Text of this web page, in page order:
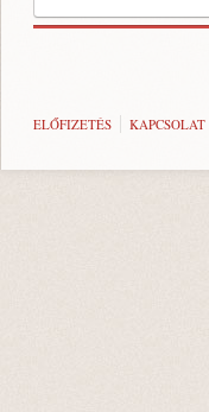
ELŐFIZETÉS KAPCSOLAT